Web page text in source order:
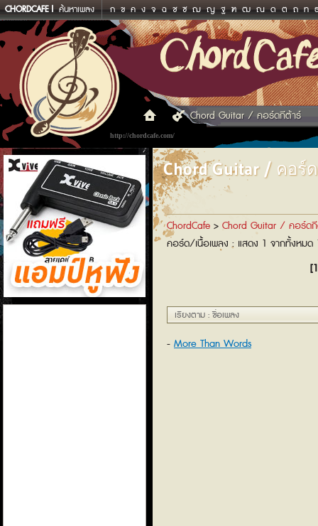
CHORDCAFE ค้นหาเพลง ก ข ค ง จ ฉ ช ซ ฌ ญ ฐ ฑ ฒ ณ ด ต ถ ท
http://chordcafe.com/
Chord Guitar / คอร์ดกีต้าร์
แอมป์หูฟัง
Chord Guitar / คอร์
ChordCafe > Chord Guitar / คอร์ด
คอร์ด/เนื้อเพลง : แสดง 1 จากทั้งหมด
เรียงตาม : ชื่อเพลง
More Than Words